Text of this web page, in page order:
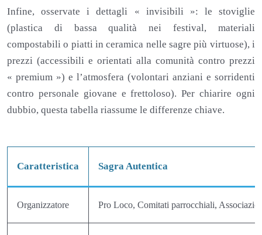
Infine, osservate i dettagli « invisibili »: le stoviglie
(plastica di bassa qualità nei festival, materiali
compostabili o piatti in ceramica nelle sagre più virtuose), i
prezzi (accessibili e orientati alla comunità contro prezzi
« premium ») e l’atmosfera (volontari anziani e sorridenti
contro personale giovane e frettoloso). Per chiarire ogni
dubbio, questa tabella riassume le differenze chiave.
Caratteristica Sagra Autentica
Organizzatore Pro Loco, Comitati parrocchiali,